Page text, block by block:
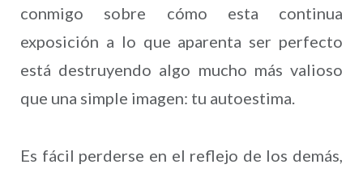
conmigo sobre cómo esta continua
exposición a lo que aparenta ser perfecto
está destruyendo algo mucho más valioso
que una simple imagen: tu autoestima.
Es fácil perderse en el reflejo de los demás,